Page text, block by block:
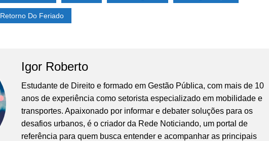
Retorno Do Feriado
Igor Roberto
Estudante de Direito e formado em Gestão Pública, com mais de 10
anos de experiência como setorista especializado em mobilidade e
transportes. Apaixonado por informar e debater soluções para os
desafios urbanos, é o criador da Rede Noticiando, um portal de
referência para quem busca entender e acompanhar as principais